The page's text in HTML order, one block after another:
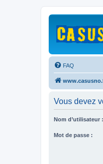
FAQ
Vous devez
Nom d’utilisateur :
Mot de passe :